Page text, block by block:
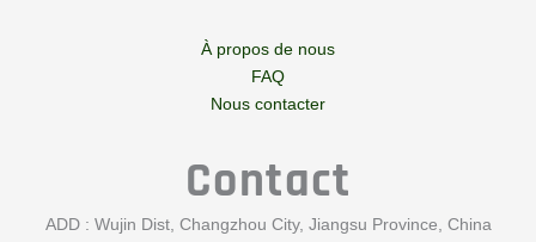
À propos de nous
FAQ
Nous contacter
Contact
ADD : Wujin Dist, Changzhou City, Jiangsu Province, China